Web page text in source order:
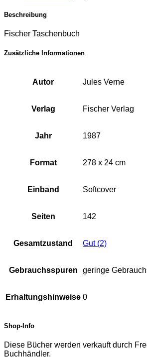
Beschreibung
Fischer Taschenbuch
Zusätzliche Informationen
Autor Jules Verne
Verlag Fischer Verlag
Jahr 1987
Format 278 x 24 cm
Einband Softcover
Seiten 142
Gesamtzustand Gut (2)
Gebrauchsspuren geringe
Erhaltungshinweise 0
Shop-Info
Diese Bücher werden verkauft durch
Buchhändler.